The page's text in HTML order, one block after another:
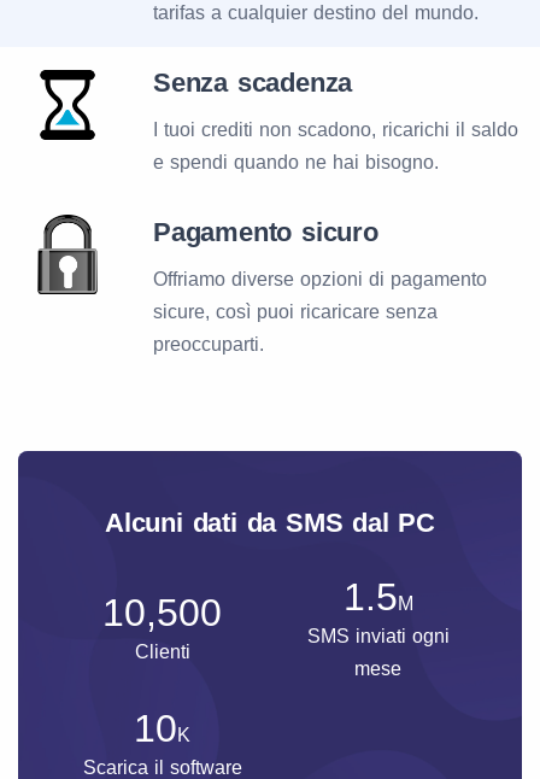
tarifas a cualquier destino del mundo.
Senza scadenza
I tuoi crediti non scadono, ricarichi il saldo
e spendi quando ne hai bisogno.
Pagamento sicuro
Offriamo diverse opzioni di pagamento
sicure, così puoi ricaricare senza
preoccuparti.
Alcuni dati da SMS dal PC
10,500
Clienti
1.5M
SMS inviati ogni
mese
10K
Scarica il software